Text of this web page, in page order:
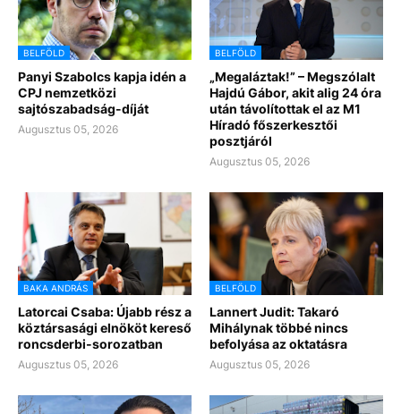
BELFÖLD
Panyi Szabolcs kapja idén a
CPJ nemzetközi
sajtószabadság-díját
Augusztus 05, 2026
BELFÖLD
„Megaláztak!” – Megszólalt
Hajdú Gábor, akit alig 24 óra
után távolítottak el az M1
Híradó főszerkesztői
posztjáról
Augusztus 05, 2026
BAKA ANDRÁS
Latorcai Csaba: Újabb rész a
köztársasági elnököt kereső
roncsderbi-sorozatban
Augusztus 05, 2026
BELFÖLD
Lannert Judit: Takaró
Mihálynak többé nincs
befolyása az oktatásra
Augusztus 05, 2026